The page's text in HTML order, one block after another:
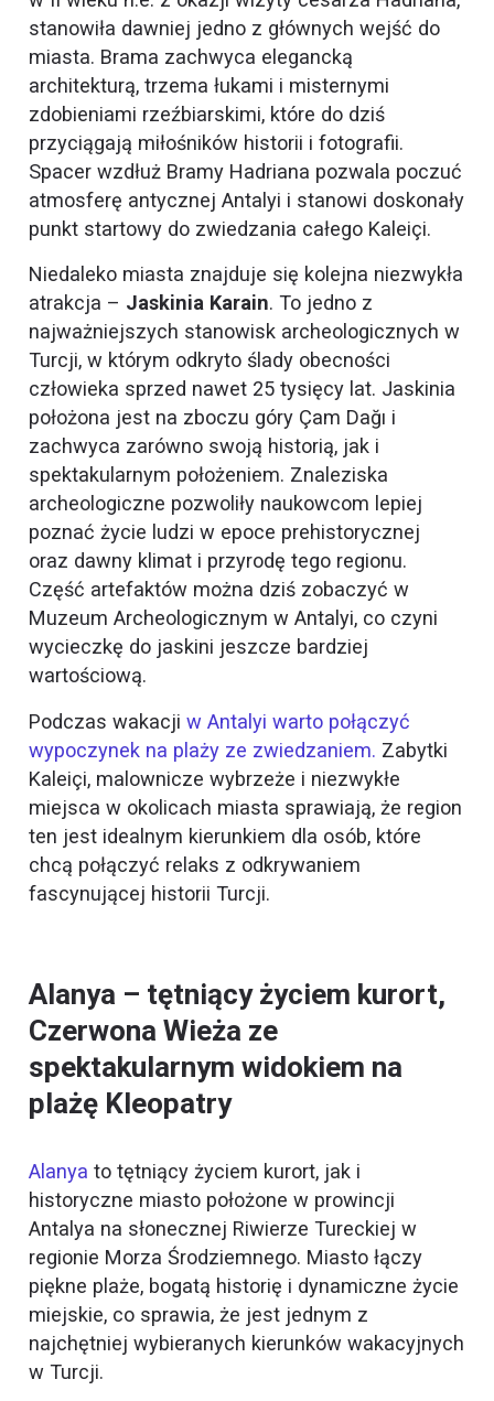
stanowiła dawniej jedno z głównych wejść do
miasta. Brama zachwyca elegancką
architekturą, trzema łukami i misternymi
zdobieniami rzeźbiarskimi, które do dziś
przyciągają miłośników historii i fotografii.
Spacer wzdłuż Bramy Hadriana pozwala poczuć
atmosferę antycznej Antalyi i stanowi doskonały
punkt startowy do zwiedzania całego Kaleiçi.
Niedaleko miasta znajduje się kolejna niezwykła
atrakcja – Jaskinia Karain. To jedno z
najważniejszych stanowisk archeologicznych w
Turcji, w którym odkryto ślady obecności
człowieka sprzed nawet 25 tysięcy lat. Jaskinia
położona jest na zboczu góry Çam Dağı i
zachwyca zarówno swoją historią, jak i
spektakularnym położeniem. Znaleziska
archeologiczne pozwoliły naukowcom lepiej
poznać życie ludzi w epoce prehistorycznej
oraz dawny klimat i przyrodę tego regionu.
Część artefaktów można dziś zobaczyć w
Muzeum Archeologicznym w Antalyi, co czyni
wycieczkę do jaskini jeszcze bardziej
wartościową.
Podczas wakacjiw Antalyi warto połączyć
wypoczynek na plaży ze zwiedzaniem. Zabytki
Kaleiçi, malownicze wybrzeże i niezwykłe
miejsca w okolicach miasta sprawiają, że region
ten jest idealnym kierunkiem dla osób, które
chcą połączyć relaks z odkrywaniem
fascynującej historii Turcji.
Alanya – tętniący życiem kurort,
Czerwona Wieża ze
spektakularnym widokiem na
plażę Kleopatry
Alanyato tętniący życiem kurort, jak i
historyczne miasto położone w prowincji
Antalya na słonecznej Riwierze Tureckiej w
regionie Morza Środziemnego. Miasto łączy
piękne plaże, bogatą historię i dynamiczne życie
miejskie, co sprawia, że jest jednym z
najchętniej wybieranych kierunków wakacyjnych
w Turcji.